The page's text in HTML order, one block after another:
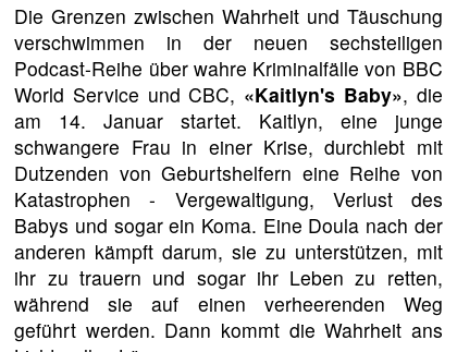
Die Grenzen zwischen Wahrheit und Täuschung
verschwimmen in der neuen sechsteiligen
Podcast-Reihe über wahre Kriminalfälle von BBC
World Service und CBC, «Kaitlyn's Baby», die
am 14. Januar startet. Kaitlyn, eine junge
schwangere Frau in einer Krise, durchlebt mit
Dutzenden von Geburtshelfern eine Reihe von
Katastrophen - Vergewaltigung, Verlust des
Babys und sogar ein Koma. Eine Doula nach der
anderen kämpft darum, sie zu unterstützen, mit
ihr zu trauern und sogar ihr Leben zu retten,
während sie auf einen verheerenden Weg
geführt werden. Dann kommt die Wahrheit ans